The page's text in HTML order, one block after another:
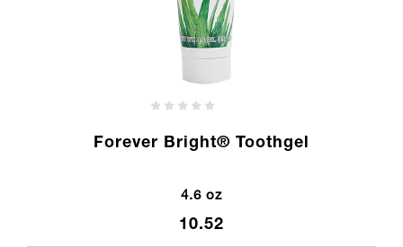
Forever Bright® Toothgel
4.6 oz
10.52